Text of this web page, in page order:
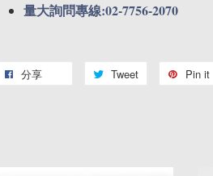
量大詢問專線:02-7756-2070
分享 Tweet Pin it